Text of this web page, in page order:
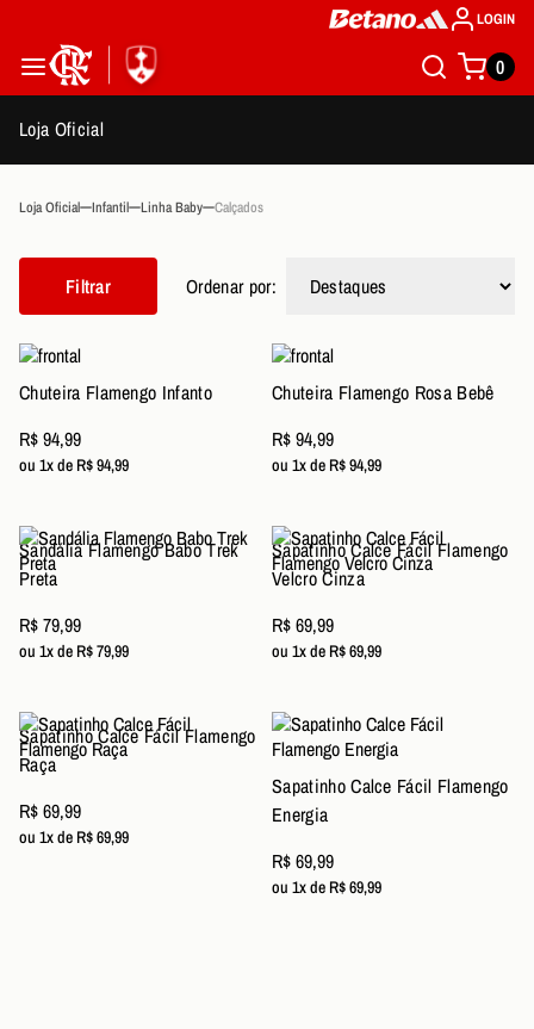
LOGIN
0
Loja Oficial
Loja Oficial Infantil Linha Baby Calçados
Filtrar Ordenar por:
Chuteira Flamengo Infanto
R$ 94,99
ou 1x de R$ 94,99
Chuteira Flamengo Rosa Bebê
R$ 94,99
ou 1x de R$ 94,99
Sandália Flamengo Babo Trek
Preta
R$ 79,99
ou 1x de R$ 79,99
Sapatinho Calce Fácil Flamengo
Velcro Cinza
R$ 69,99
ou 1x de R$ 69,99
Sapatinho Calce Fácil Flamengo
Raça
R$ 69,99
ou 1x de R$ 69,99
Sapatinho Calce Fácil Flamengo
Energia
R$ 69,99
ou 1x de R$ 69,99